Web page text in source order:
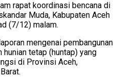
rapat koordinasi bencana di
Muda, Kabupaten Aceh
(7/12) malam.
mengenai pembangunan
hunian tetap (huntap) yang
di Provinsi Aceh,